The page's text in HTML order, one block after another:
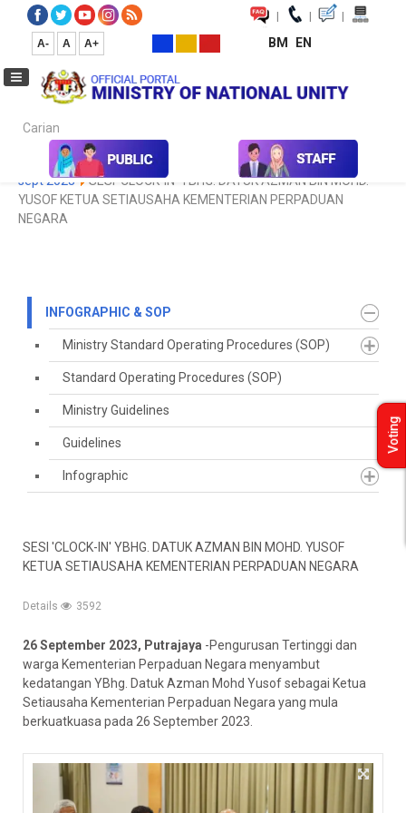
| | |
A- A A+ BM EN
Carian...
Infographic & SOP Koleksi Media Galeri Foto
sept 2023
SESI 'CLOCK-IN' YBHG. DATUK AZMAN BIN MOHD.
YUSOF KETUA SETIAUSAHA KEMENTERIAN PERPADUAN
NEGARA
INFOGRAPHIC & SOP
Ministry Standard Operating Procedures (SOP)
Standard Operating Procedures (SOP)
Ministry Guidelines
Guidelines
Infographic
SESI 'CLOCK-IN' YBHG. DATUK AZMAN BIN MOHD. YUSOF
KETUA SETIAUSAHA KEMENTERIAN PERPADUAN NEGARA
Details 3592
26 September 2023, Putrajaya -Pengurusan Tertinggi dan
warga Kementerian Perpaduan Negara menyambut
kedatangan YBhg. Datuk Azman Mohd Yusof sebagai Ketua
Setiausaha Kementerian Perpaduan Negara yang mula
berkuatkuasa pada 26 September 2023.
Voting